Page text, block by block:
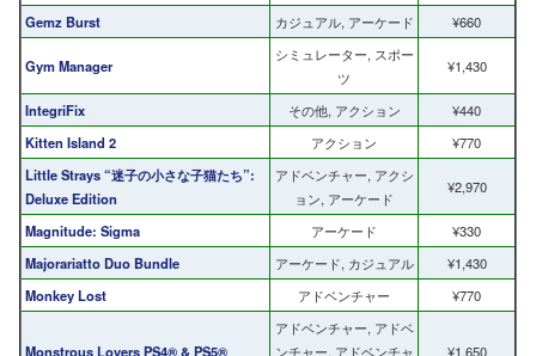
Gemz Burst
カジュアル, アーケード ¥660
Gym Manager
シミュレーター, スポー
ツ
¥1,430
IntegriFix その他, アクション
¥440
Kitten Island 2
アクション
¥770
Little Strays “迷子の小さな子猫たち”:
Deluxe Edition
アドベンチャー, アクシ
ョン, アーケード
¥2,970
Magnitude: Sigma アーケード
¥330
Majorariatto Duo Bundle
アーケード, カジュアル
¥1,430
Monkey Lost
アドベンチャー ¥770
Monstrous Lovers PS4® & PS5®
アドベンチャー, アドベ
ンチャー, アドベンチャ
¥1,650